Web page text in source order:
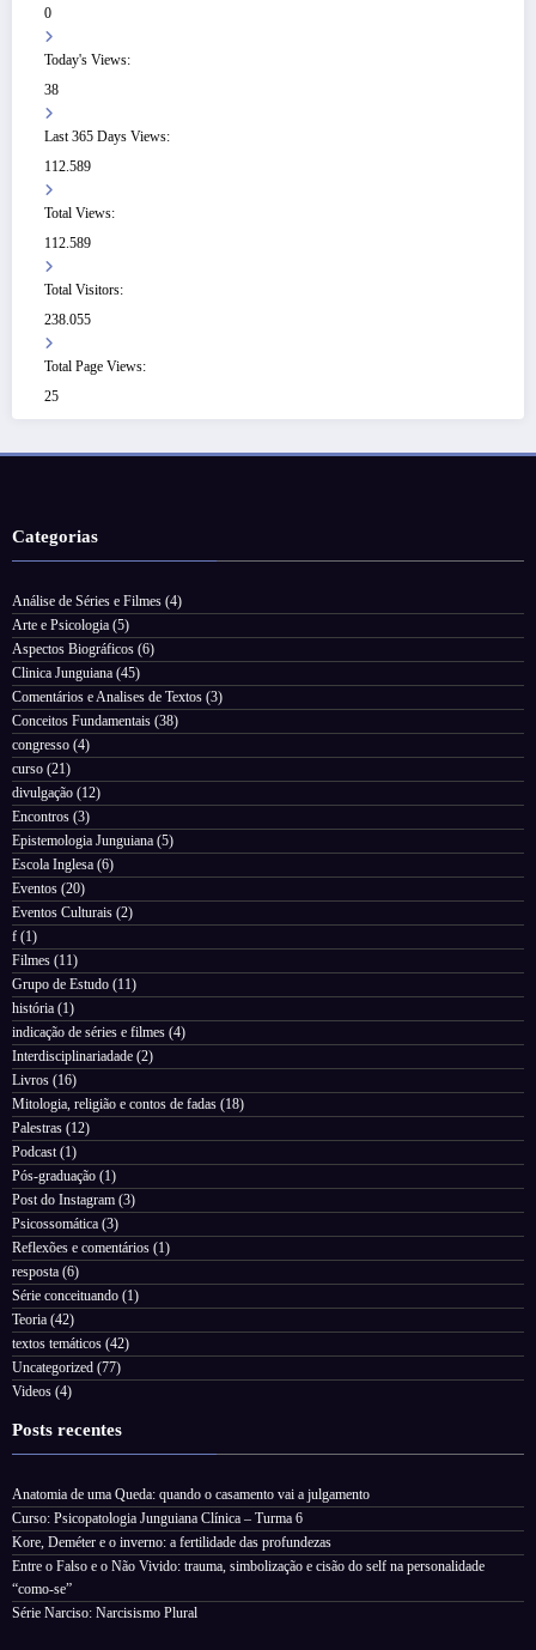
0
Today's Views:
38
Last 365 Days Views:
112.589
Total Views:
112.589
Total Visitors:
238.055
Total Page Views:
25
Categorias
Análise de Séries e Filmes (4)
Arte e Psicologia (5)
Aspectos Biográficos (6)
Clinica Junguiana (45)
Comentários e Analises de Textos (3)
Conceitos Fundamentais (38)
congresso (4)
curso (21)
divulgação (12)
Encontros (3)
Epistemologia Junguiana (5)
Escola Inglesa (6)
Eventos (20)
Eventos Culturais (2)
f (1)
Filmes (11)
Grupo de Estudo (11)
história (1)
indicação de séries e filmes (4)
Interdisciplinariadade (2)
Livros (16)
Mitologia, religião e contos de fadas (18)
Palestras (12)
Podcast (1)
Pós-graduação (1)
Post do Instagram (3)
Psicossomática (3)
Reflexões e comentários (1)
resposta (6)
Série conceituando (1)
Teoria (42)
textos temáticos (42)
Uncategorized (77)
Videos (4)
Posts recentes
Anatomia de uma Queda: quando o casamento vai a julgamento
Curso: Psicopatologia Junguiana Clínica – Turma 6
Kore, Deméter e o inverno: a fertilidade das profundezas
Entre o Falso e o Não Vivido: trauma, simbolização e cisão do self na personalidade
“como-se”
Série Narciso: Narcisismo Plural